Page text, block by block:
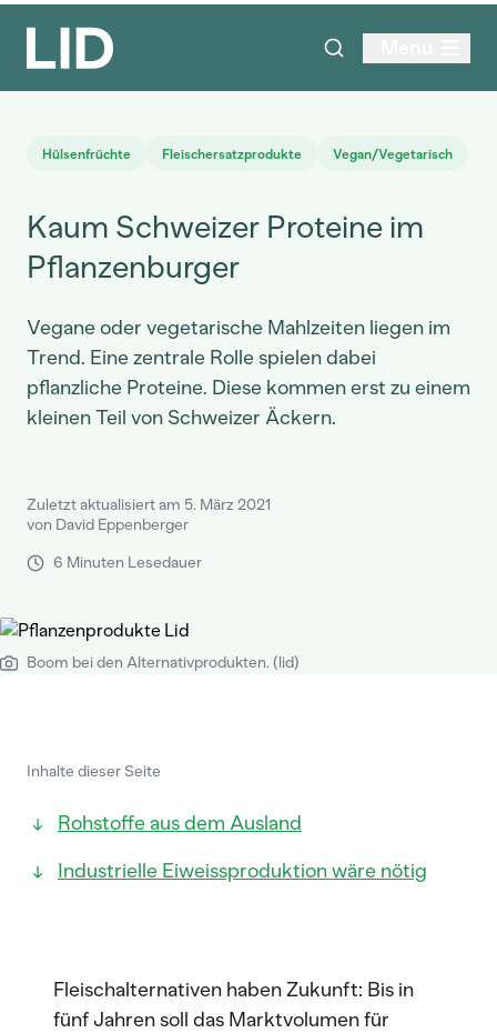
Hülsenfrüchte Fleischersatzprodukte Vegan/Vegetarisch
Kaum Schweizer Proteine im
Pflanzenburger
Vegane oder vegetarische Mahlzeiten liegen im
Trend. Eine zentrale Rolle spielen dabei
pflanzliche Proteine. Diese kommen erst zu einem
kleinen Teil von Schweizer Äckern.
Zuletzt aktualisiert am 5. März 2021
von David Eppenberger
6 Minuten Lesedauer
Boom bei den Alternativprodukten. (lid)
Inhalte dieser Seite
Rohstoffe aus dem Ausland
Industrielle Eiweissproduktion wäre nötig
Fleischalternativen haben Zukunft: Bis in
fünf Jahren soll das Marktvolumen für